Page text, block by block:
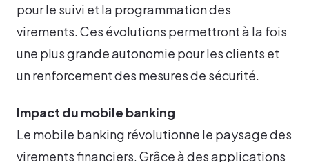
pour le suivi et la programmation des
virements. Ces évolutions permettront à la fois
une plus grande autonomie pour les clients et
un renforcement des mesures de sécurité.
Impact du mobile banking
Le mobile banking révolutionne le paysage des
virements financiers. Grâce à des applications